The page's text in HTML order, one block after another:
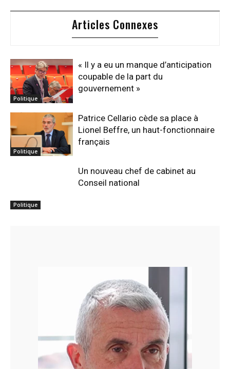
Articles Connexes
Politique
« Il y a eu un manque d’anticipation
coupable de la part du
gouvernement »
Politique
Patrice Cellario cède sa place à
Lionel Beffre, un haut-fonctionnaire
français
Politique
Un nouveau chef de cabinet au
Conseil national